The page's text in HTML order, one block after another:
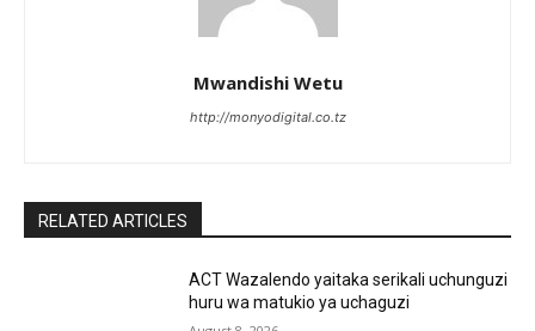
Mwandishi Wetu
http://monyodigital.co.tz
RELATED ARTICLES
ACT Wazalendo yaitaka serikali uchunguzi
huru wa matukio ya uchaguzi